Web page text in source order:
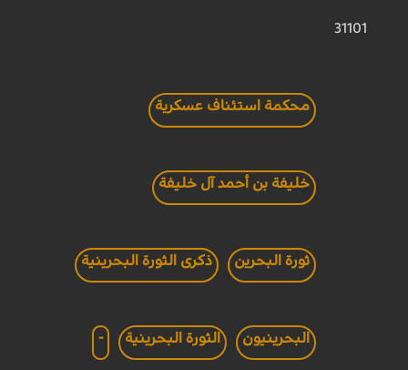
31101
محكمة استئناف عسكرية
خليفة بن أحمد آل خليفة
ثورة البحرين ذكرى الثورة البحرينية
البحرينيون الثورة البحرينية -